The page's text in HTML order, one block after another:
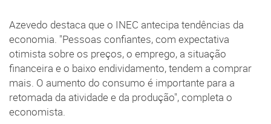
Azevedo destaca que o INEC antecipa tendências da
economia. "Pessoas confiantes, com expectativa
otimista sobre os preços, o emprego, a situação
financeira e o baixo endividamento, tendem a comprar
mais. O aumento do consumo é importante para a
retomada da atividade e da produção", completa o
economista.